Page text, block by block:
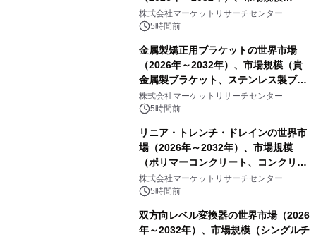
（0.995、0.999、その他）・分析レポ
ートを発表
株式会社マーケットリサーチセンター
5時間前
金属製矯正用ブラケットの世界市場
（2026年～2032年）、市場規模（貴
金属製ブラケット、ステンレス製ブラ
ケット、純チタン製ブラケット）・分
析レポートを発表
株式会社マーケットリサーチセンター
5時間前
リニア・トレンチ・ドレインの世界市
場（2026年～2032年）、市場規模
（ポリマーコンクリート、コンクリー
ト、プラスチック、金属）・分析レポ
ートを発表
株式会社マーケットリサーチセンター
5時間前
双方向レベル変換器の世界市場（2026
年～2032年）、市場規模（シングルチ